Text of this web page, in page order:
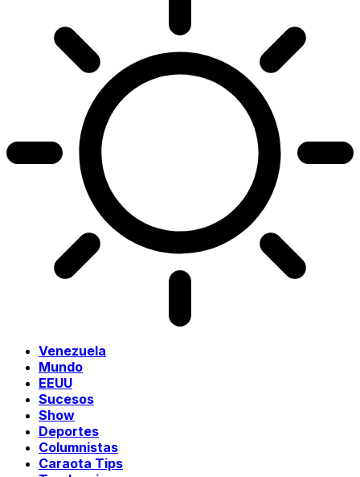
Venezuela
Mundo
EEUU
Sucesos
Show
Deportes
Columnistas
Caraota Tips